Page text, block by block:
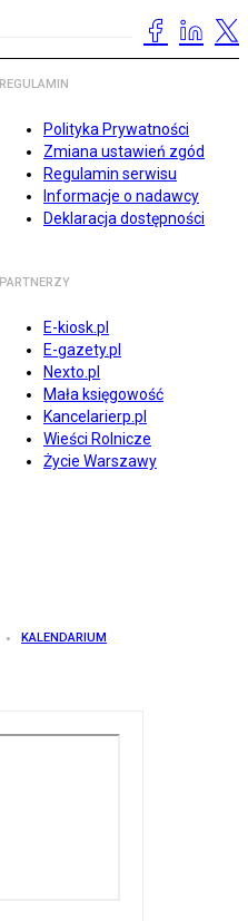
REGULAMIN
Polityka Prywatności
Zmiana ustawień zgód
Regulamin serwisu
Informacje o nadawcy
Deklaracja dostępności
PARTNERZY
E-kiosk.pl
E-gazety.pl
Nexto.pl
Mała księgowość
Kancelarierp.pl
Wieści Rolnicze
Życie Warszawy
KALENDARIUM